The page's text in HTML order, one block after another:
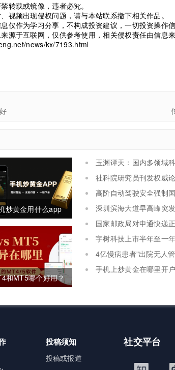
转载或镜像，违者必究。
视频出现侵权问题，请与本站联系撤下相关作品。
仅作为学习分享，不构成投资建议，一切投资操作
源于互联网，仅供参考使用，相关侵权责任由信息来
news/kx/7193.html
炒黄金用什么app
实战经验者都用什
？
和MT5哪个好用？
玉渊谭天：国内多领域
逐步具备定义全球新产品
社科院研究员刊发权威
具备八千年思想文明脉络
高阶自动驾驶安全强制
注驾驶员，2027年7月1日正
深圳滨海大道早高峰突
主干道出现长距离拥堵
国家邮政局对申通快递
宇树科技上市半年至一
形机器人研发攻坚
4亿慢病患者"出院无人
慢病管理白皮书
手机上炒黄金在哪里开
投稿须知
投稿或报道
社交平台